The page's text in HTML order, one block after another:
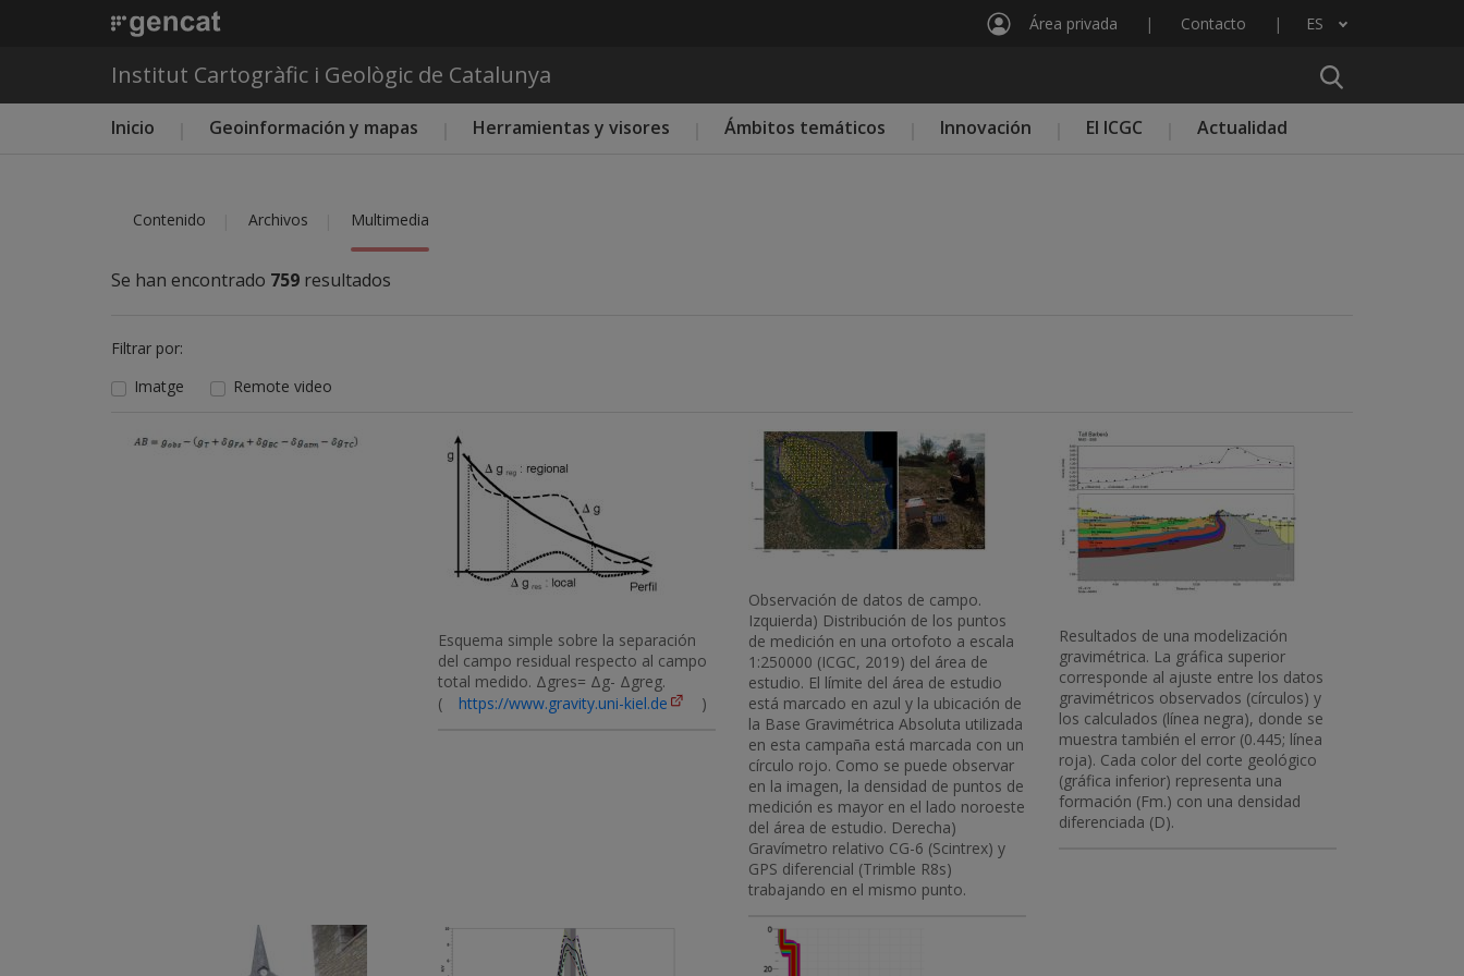
Área privada Contacto ES
Lista adicional de acciones
Institut Cartogràfic i Geològic de Catalunya
Menú principal ICGC
Inicio Geoinformación y mapas Herramientas y visores Ámbitos temáticos Innovación El ICGC Actualidad
Contenido Archivos Multimedia
Se han encontrado 759 resultados
Filtrar por:
Imatge
Remote video
Imatge Imatge
Esquema simple sobre la separación
del campo residual respecto al campo
total medido. Δgres= Δg- Δgreg.
(
https://www.gravity.uni-kiel.de )
Imatge
Observación de datos de campo.
Izquierda) Distribución de los puntos
de medición en una ortofoto a escala
1:250000 (ICGC, 2019) del área de
estudio. El límite del área de estudio
está marcado en azul y la ubicación de
la Base Gravimétrica Absoluta utilizada
en esta campaña está marcada con un
círculo rojo. Como se puede observar
en la imagen, la densidad de puntos de
medición es mayor en el lado noroeste
del área de estudio. Derecha)
Gravímetro relativo CG-6 (Scintrex) y
GPS diferencial (Trimble R8s)
trabajando en el mismo punto.
Imatge
Resultados de una modelización
gravimétrica. La gráfica superior
corresponde al ajuste entre los datos
gravimétricos observados (círculos) y
los calculados (línea negra), donde se
muestra también el error (0.445; línea
roja). Cada color del corte geológico
(gráfica inferior) representa una
formación (Fm.) con una densidad
diferenciada (D).
Imatge Imatge